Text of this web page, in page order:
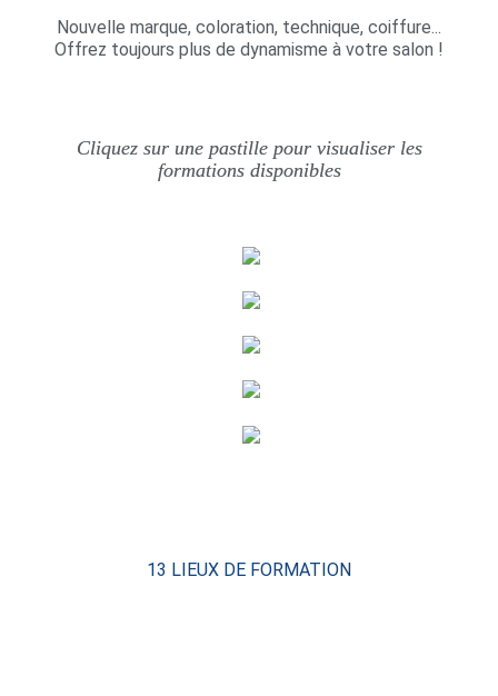
Nouvelle marque, coloration, technique, coiffure...
Offrez toujours plus de dynamisme à votre salon !
Cliquez sur une pastille pour visualiser les
formations disponibles
13 LIEUX DE FORMATION